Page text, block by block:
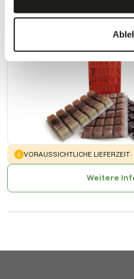
WARNING:
VORAUSSICHTLICHE
Weitere